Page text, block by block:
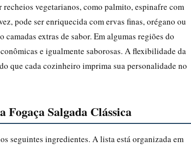
vegetarianos, como palmito, espinafre com
pode ser enriquecida com ervas finas, orégano ou
extras de sabor. Em algumas regiões do
e igualmente saborosas. A flexibilidade da
que cada cozinheiro imprima sua personalidade no
Salgada Clássica
seguintes ingredientes. A lista está organizada em